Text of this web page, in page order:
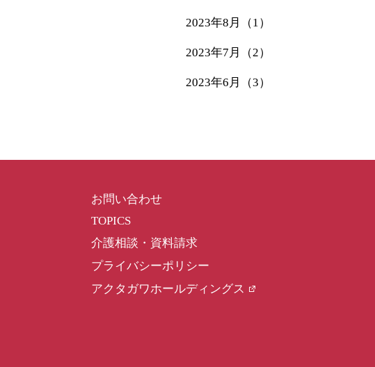
2023年8月（1）
2023年7月（2）
2023年6月（3）
お問い合わせ
TOPICS
介護相談・資料請求
プライバシーポリシー
アクタガワホールディングス